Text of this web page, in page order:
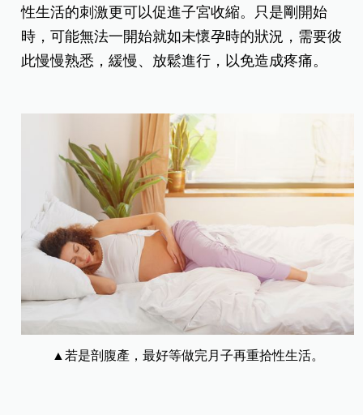
性生活的刺激更可以促進子宮收縮。只是剛開始
時，可能無法一開始就如未懷孕時的狀況，需要彼
此慢慢熟悉，緩慢、放鬆進行，以免造成疼痛。
▲若是剖腹產，最好等做完月子再重拾性生活。